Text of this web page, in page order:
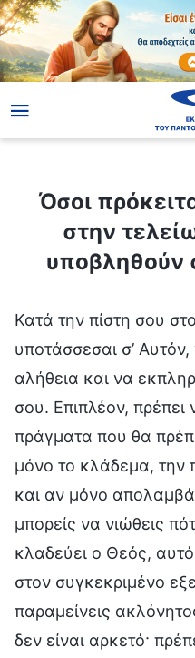
Όσοι
στην
υποβληθούν
Κατά την πίστη σου
υποτάσσεσαι σ’
αλήθεια και να
σου. Επιπλέον, πρέπει
πράγματα που θα
μόνο το κλάδεμα, την
και αν μόνο
μπορείς να νιώθεις
κλαδεύει ο Θεός,
στον συγκεκριμένο
παραμείνεις
δεν είναι αρκετό·